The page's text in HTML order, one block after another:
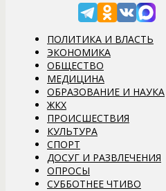
ПОЛИТИКА И ВЛАСТЬ
ЭКОНОМИКА
ОБЩЕСТВО
МЕДИЦИНА
ОБРАЗОВАНИЕ И НАУКА
ЖКХ
ПРОИСШЕСТВИЯ
КУЛЬТУРА
СПОРТ
ДОСУГ И РАЗВЛЕЧЕНИЯ
ОПРОСЫ
СУББОТНЕЕ ЧТИВО